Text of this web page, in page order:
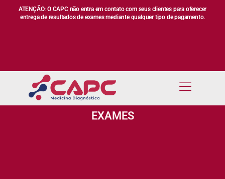
ATENÇÃO: O CAPC não entra em contato com seus clientes para oferecer
entrega de resultados de exames mediante qualquer tipo de pagamento.
EXAMES